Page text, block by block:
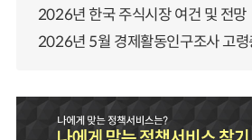
2026년 한국 주식시장 여건 및 전망
2026년 5월 경제활동인구조사 고령